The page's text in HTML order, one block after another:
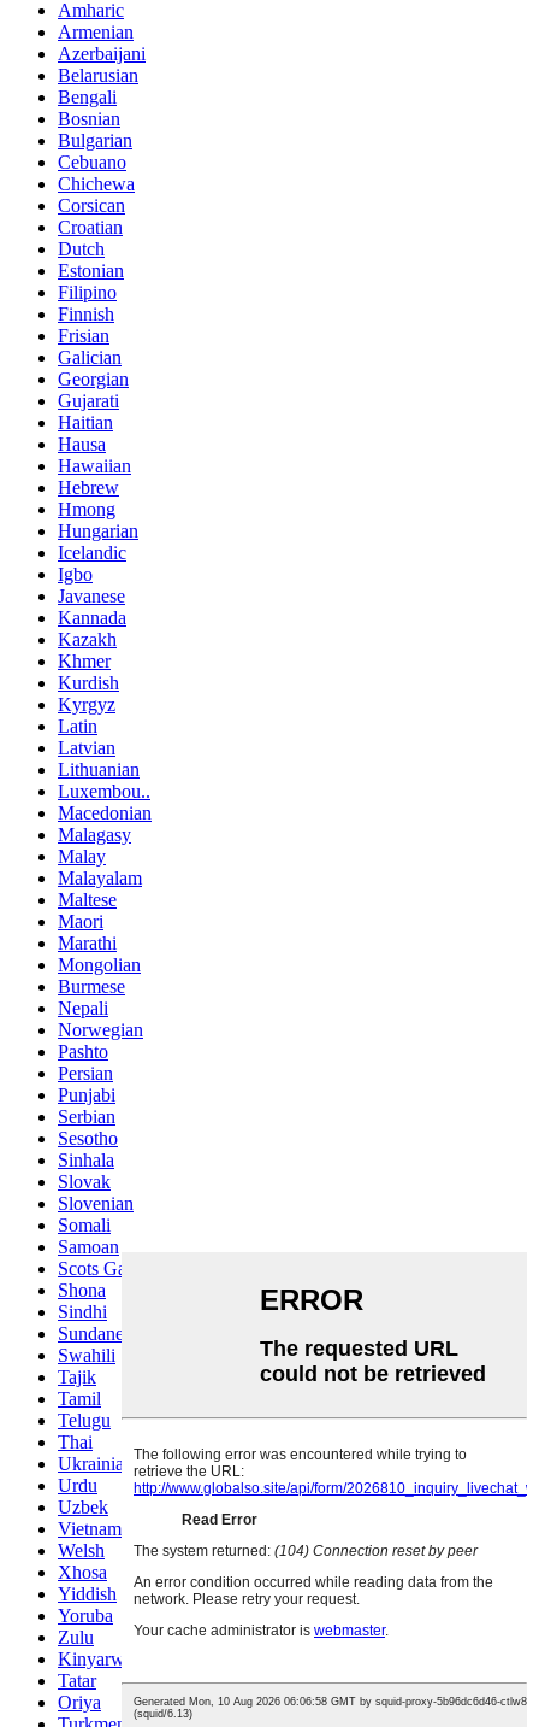
Amharic
Armenian
Azerbaijani
Belarusian
Bengali
Bosnian
Bulgarian
Cebuano
Chichewa
Corsican
Croatian
Dutch
Estonian
Filipino
Finnish
Frisian
Galician
Georgian
Gujarati
Haitian
Hausa
Hawaiian
Hebrew
Hmong
Hungarian
Icelandic
Igbo
Javanese
Kannada
Kazakh
Khmer
Kurdish
Kyrgyz
Latin
Latvian
Lithuanian
Luxembou..
Macedonian
Malagasy
Malay
Malayalam
Maltese
Maori
Marathi
Mongolian
Burmese
Nepali
Norwegian
Pashto
Persian
Punjabi
Serbian
Sesotho
Sinhala
Slovak
Slovenian
Somali
Samoan
Scots Gaelic
Shona
Sindhi
Sundanese
Swahili
Tajik
Tamil
Telugu
Thai
Ukrainian
Urdu
Uzbek
Vietnamese
Welsh
Xhosa
Yiddish
Yoruba
Zulu
Kinyarwanda
Tatar
Oriya